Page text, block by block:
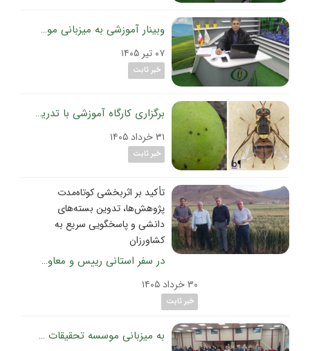
وبینار آموزشی به میزبانی موسسه تحقیقات گیاه‌پزشکی کشور؛
۰۷ تیر ۱۴۰۵
خبر ثابت
برگزاری کارگاه آموزشی با تدریس محققین موسسه تحقیقات گیاه‌پزشکی کشور؛
۳۱ خرداد ۱۴۰۵
خبر ثابت
تأکید بر اثربخشی کوتاه‌مدت
پژوهش‌ها، تدوین بسته‌های
دانشی و پاسخگویی سریع به
کشاورزان
در سفر استانی رییس و معاون برنامه ریزی و پشتیبانی موسسه تحقیقات گیاه‌پزشکی کشور به استان چهارمحال بختیاری
۳۰ خرداد ۱۴۰۵
خبر ثابت
به میزبانی موسسه تحقیقات گیاه‌پزشکی کشور برگزار شد: